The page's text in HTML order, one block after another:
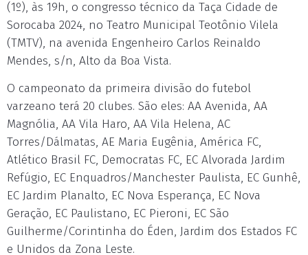
(1º), às 19h, o congresso técnico da Taça Cidade de
Sorocaba 2024, no Teatro Municipal Teotônio Vilela
(TMTV), na avenida Engenheiro Carlos Reinaldo
Mendes, s/n, Alto da Boa Vista.
O campeonato da primeira divisão do futebol
varzeano terá 20 clubes. São eles: AA Avenida, AA
Magnólia, AA Vila Haro, AA Vila Helena, AC
Torres/Dálmatas, AE Maria Eugênia, América FC,
Atlético Brasil FC, Democratas FC, EC Alvorada Jardim
Refúgio, EC Enquadros/Manchester Paulista, EC Gunhê,
EC Jardim Planalto, EC Nova Esperança, EC Nova
Geração, EC Paulistano, EC Pieroni, EC São
Guilherme/Corintinha do Éden, Jardim dos Estados FC
e Unidos da Zona Leste.